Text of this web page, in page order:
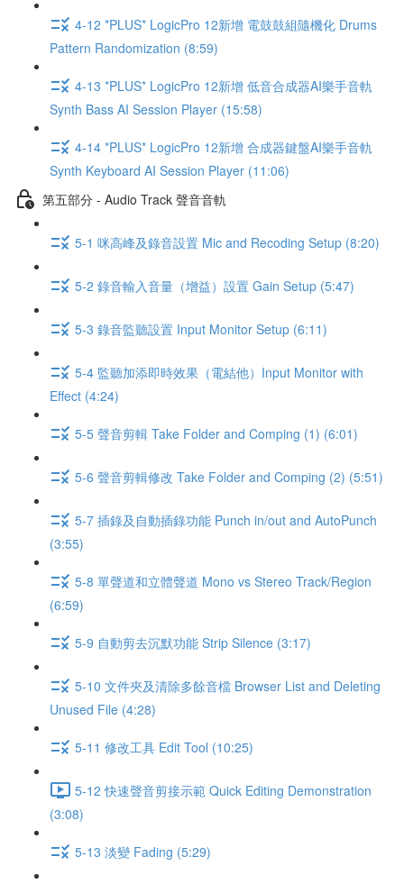
4-12 *PLUS* LogicPro 12新增 電鼓鼓組隨機化 Drums
Pattern Randomization (8:59)
4-13 *PLUS* LogicPro 12新增 低音合成器AI樂手音軌
Synth Bass AI Session Player (15:58)
4-14 *PLUS* LogicPro 12新增 合成器鍵盤AI樂手音軌
Synth Keyboard AI Session Player (11:06)
第五部分 - Audio Track 聲音音軌
5-1 咪高峰及錄音設置 Mic and Recoding Setup (8:20)
5-2 錄音輸入音量（增益）設置 Gain Setup (5:47)
5-3 錄音監聽設置 Input Monitor Setup (6:11)
5-4 監聽加添即時效果（電結他）Input Monitor with
Effect (4:24)
5-5 聲音剪輯 Take Folder and Comping (1) (6:01)
5-6 聲音剪輯修改 Take Folder and Comping (2) (5:51)
5-7 插錄及自動插錄功能 Punch in/out and AutoPunch
(3:55)
5-8 單聲道和立體聲道 Mono vs Stereo Track/Region
(6:59)
5-9 自動剪去沉默功能 Strip Silence (3:17)
5-10 文件夾及清除多餘音檔 Browser List and Deleting
Unused File (4:28)
5-11 修改工具 Edit Tool (10:25)
5-12 快速聲音剪接示範 Quick Editing Demonstration
(3:08)
5-13 淡變 Fading (5:29)